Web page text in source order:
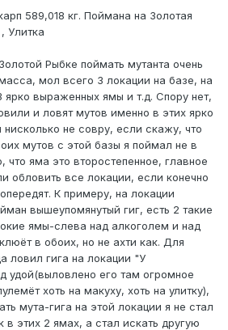
589,018 кг. Поймана на Золотая
Улитка
Рыбке поймать мутанта очень
мол всего 3 локации на базе, на
выраженных ямы и т.д. Спору нет,
и ловят мутов именно в этих ярко
не совру, если скажу, что
мутов с этой базы я поймал не в
яма это второстепенное, главное
обловить все локации, если конечно
К примеру, на локации
вышеупомянутый гиг, есть 2 такие
ямы-слева над алкоголем и над
в обоих, но не ахти как. Для
ловил гига на локации "У
удой(выловлено его там огромное
хоть на макуху, хоть на улитку),
мута-гига на этой локации я не стал
в этих 2 ямах, а стал искать другую